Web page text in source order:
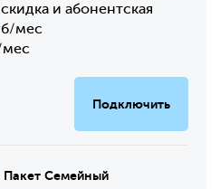
и абонентская
мес
мес
Подключить
Пакет Семейный